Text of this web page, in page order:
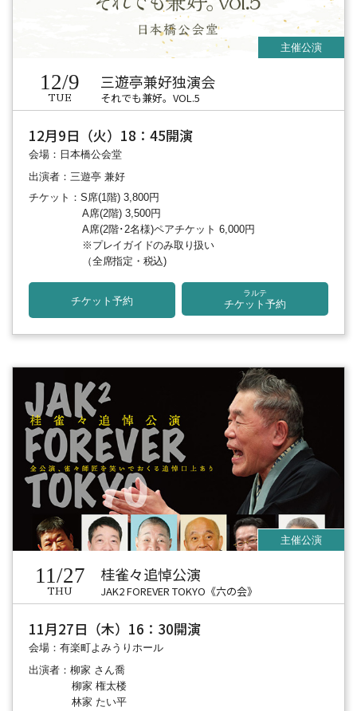
12/9
TUE
三遊亭兼好独演会
それでも兼好。VOL.5
12月9日（火）18：45開演
会場：日本橋公会堂
出演者：三遊亭 兼好
チケット：S席(1階) 3,800円
A席(2階) 3,500円
A席(2階･2名様)ペアチケット 6,000円
※プレイガイドのみ取り扱い
（全席指定・税込)
チケット予約
ラルテ
チケット予約
11/27
THU
桂雀々追悼公演
JAK2 FOREVER TOKYO《六の会》
11月27日（木）16：30開演
会場：有楽町よみうりホール
出演者：柳家 さん喬
柳家 権太楼
林家 たい平